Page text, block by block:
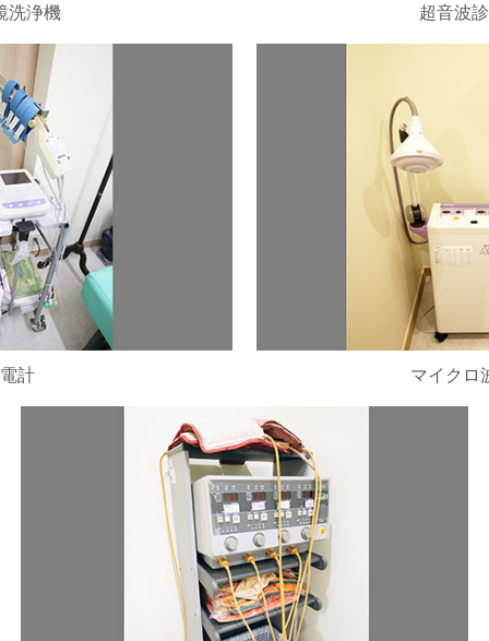
洗浄機 超音波
計 マイクロ